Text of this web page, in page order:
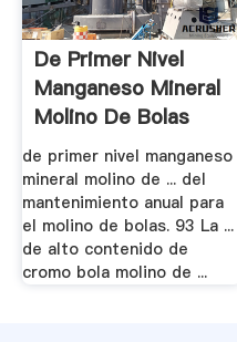
De Primer Nivel
Manganeso Mineral
Molino De Bolas
de primer nivel manganeso
mineral molino de ... del
mantenimiento anual para
el molino de bolas. 93 La ...
de alto contenido de
cromo bola molino de ...